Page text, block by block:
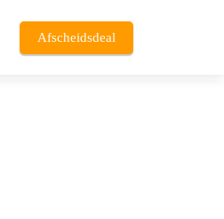
Afscheidsdeal